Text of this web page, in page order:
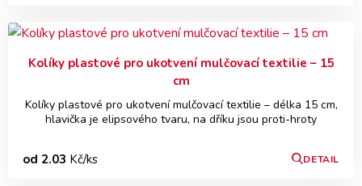
Kolíky plastové pro ukotvení mulčovací textilie – 15
cm
Kolíky plastové pro ukotvení mulčovací textilie – délka 15 cm,
hlavička je elipsového tvaru, na dříku jsou proti-hroty
od 2.03 Kč/ks DETAIL